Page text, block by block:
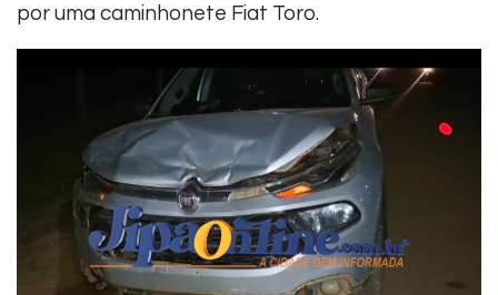
por uma caminhonete Fiat Toro.